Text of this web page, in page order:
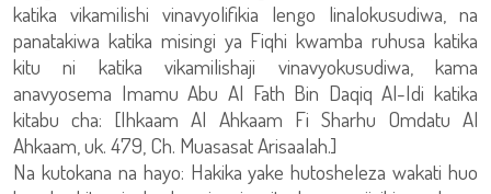
katika vikamilishi vinavyolifikia lengo linalokusudiwa, na
panatakiwa katika misingi ya Fiqhi kwamba ruhusa katika
kitu ni katika vikamilishaji vinavyokusudiwa, kama
anavyosema Imamu Abu Al Fath Bin Daqiq Al-Idi katika
kitabu cha: [Ihkaam Al Ahkaam Fi Sharhu Omdatu Al
Ahkaam, uk. 479, Ch. Muasasat Arisaalah.]
Na kutokana na hayo: Hakika yake hutosheleza wakati huo